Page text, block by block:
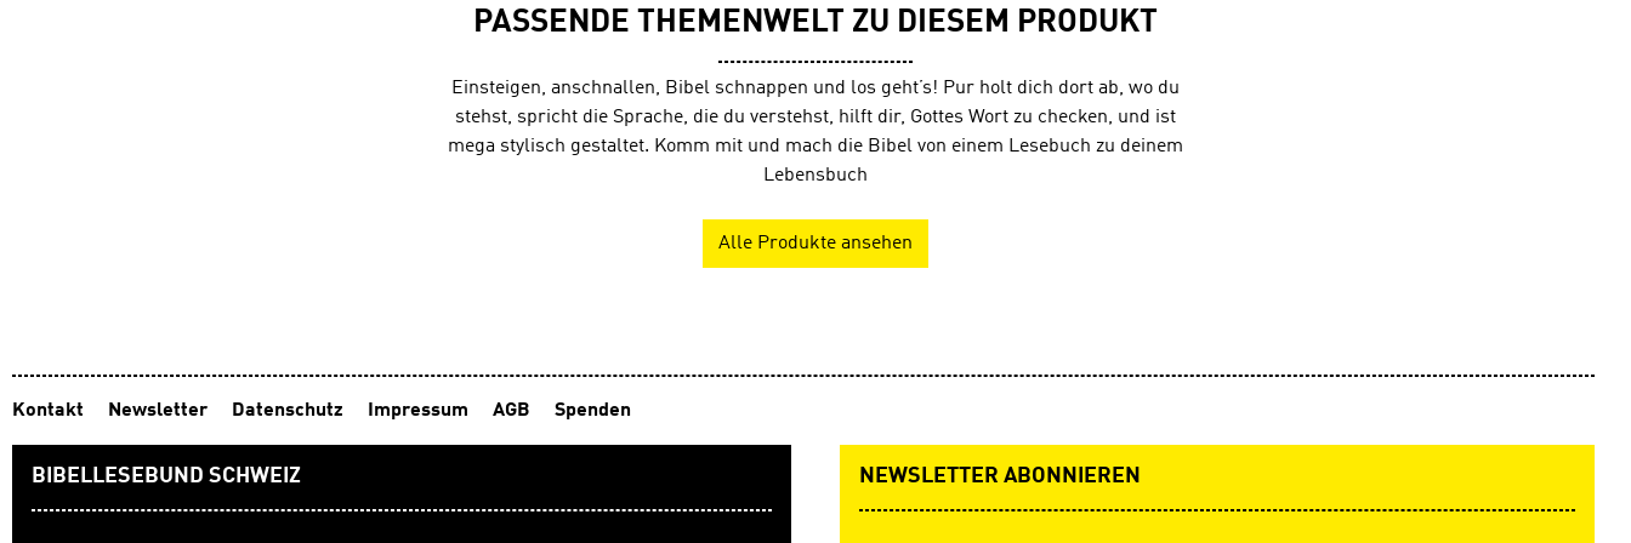
PASSENDE THEMENWELT ZU DIESEM PRODUKT
Einsteigen, anschnallen, Bibel schnappen und los geht’s! Pur holt dich dort ab, wo du
stehst, spricht die Sprache, die du verstehst, hilft dir, Gottes Wort zu checken, und ist
mega stylisch gestaltet. Komm mit und mach die Bibel von einem Lesebuch zu deinem
Lebensbuch
Alle Produkte ansehen
Kontakt Newsletter Datenschutz Impressum AGB Spenden
BIBELLESEBUND SCHWEIZ NEWSLETTER ABONNIEREN